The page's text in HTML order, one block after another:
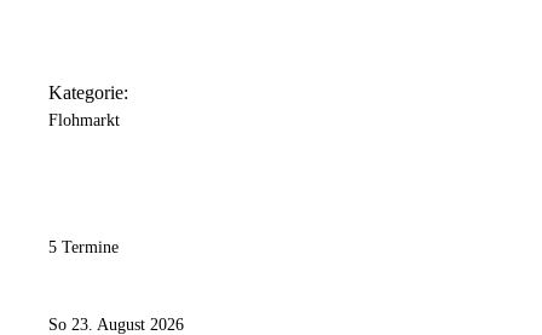
Kategorie:
Flohmarkt
5 Termine
So 23. August 2026